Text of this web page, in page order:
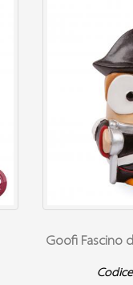
Goofi Fascino